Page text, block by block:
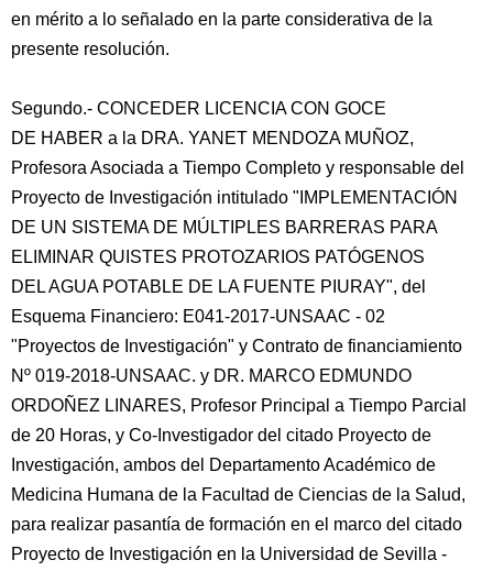
en mérito a lo señalado en la parte considerativa de la
presente resolución.
Segundo.- CONCEDER LICENCIA CON GOCE
DE HABER a la DRA. YANET MENDOZA MUÑOZ,
Profesora Asociada a Tiempo Completo y responsable del
Proyecto de Investigación intitulado "IMPLEMENTACIÓN
DE UN SISTEMA DE MÚLTIPLES BARRERAS PARA
ELIMINAR QUISTES PROTOZARIOS PATÓGENOS
DEL AGUA POTABLE DE LA FUENTE PIURAY", del
Esquema Financiero: E041-2017-UNSAAC - 02
"Proyectos de Investigación" y Contrato de financiamiento
Nº 019-2018-UNSAAC. y DR. MARCO EDMUNDO
ORDOÑEZ LINARES, Profesor Principal a Tiempo Parcial
de 20 Horas, y Co-Investigador del citado Proyecto de
Investigación, ambos del Departamento Académico de
Medicina Humana de la Facultad de Ciencias de la Salud,
para realizar pasantía de formación en el marco del citado
Proyecto de Investigación en la Universidad de Sevilla -